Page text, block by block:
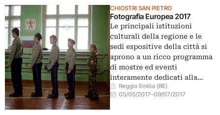
CHIOSTRI SAN PIETRO
Fotografia Europea 2017
Le principali istituzioni
culturali della regione e le
sedi espositive della città si
aprono a un ricco programma
di mostre ed eventi
interamente dedicati alla…
Reggio Emilia (RE)
05/05/2017–09/07/2017